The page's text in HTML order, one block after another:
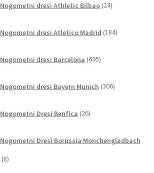
Nogometni dresi Athletic Bilbao 24izdelkov
Nogometni dresi Atletico Madrid 184izdelkov
Nogometni dresi Barcelona 695izdelkov
Nogometni dresi Bayern Munich 306izdelkov
Nogometni Dresi Benfica 26izdelkov
Nogometni Dresi Borussia Monchengladbach
88